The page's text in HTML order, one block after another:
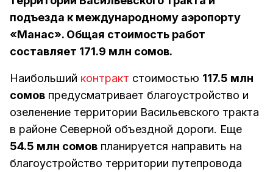
подъезда к международному аэропорту
«Манас». Общая стоимость работ
составляет 171.9 млн сомов.
Наибольший контракт стоимостью 117.5 млн
сомов предусматривает благоустройство и
озеленение территории Васильевского тракта
в районе Северной объездной дороги. Еще
54.5 млн сомов планируется направить на
благоустройство территории путепровода